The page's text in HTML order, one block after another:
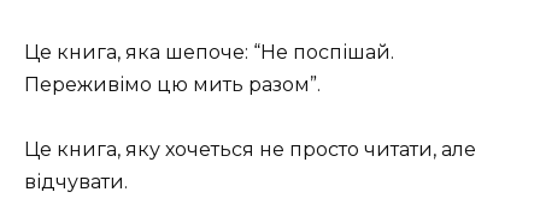
Це книга, яка шепоче: “Не поспішай.
Переживімо цю мить разом”.
Це книга, яку хочеться не просто читати, але
відчувати.